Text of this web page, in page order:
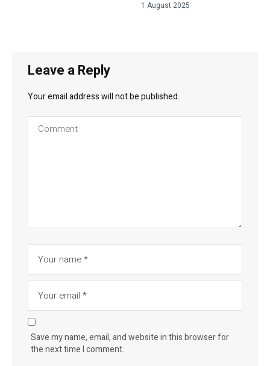
1 August 2025
Leave a Reply
Your email address will not be published.
Save my name, email, and website in this browser for
the next time I comment.